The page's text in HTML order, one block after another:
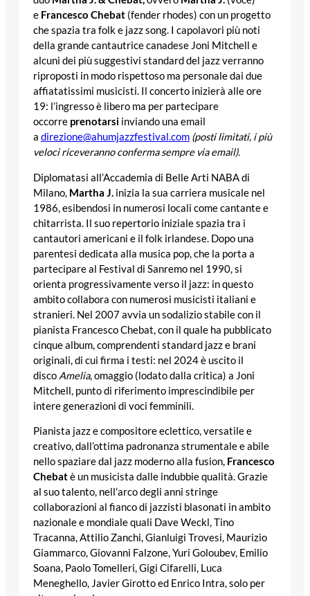
e Francesco Chebat (fender rhodes) con un progetto
che spazia tra folk e jazz song. I capolavori più noti
della grande cantautrice canadese Joni Mitchell e
alcuni dei più suggestivi standard del jazz verranno
riproposti in modo rispettoso ma personale dai due
affiatatissimi musicisti. Il concerto inizierà alle ore
19: l’ingresso è libero ma per partecipare
occorre prenotarsi inviando una email
a direzione@ahumjazzfestival.com (posti limitati, i più
veloci riceveranno conferma sempre via email).
Diplomatasi all’Accademia di Belle Arti NABA di
Milano, Martha J. inizia la sua carriera musicale nel
1986, esibendosi in numerosi locali come cantante e
chitarrista. Il suo repertorio iniziale spazia tra i
cantautori americani e il folk irlandese. Dopo una
parentesi dedicata alla musica pop, che la porta a
partecipare al Festival di Sanremo nel 1990, si
orienta progressivamente verso il jazz: in questo
ambito collabora con numerosi musicisti italiani e
stranieri. Nel 2007 avvia un sodalizio stabile con il
pianista Francesco Chebat, con il quale ha pubblicato
cinque album, comprendenti standard jazz e brani
originali, di cui firma i testi: nel 2024 è uscito il
disco Amelia, omaggio (lodato dalla critica) a Joni
Mitchell, punto di riferimento imprescindibile per
intere generazioni di voci femminili.
Pianista jazz e compositore eclettico, versatile e
creativo, dall’ottima padronanza strumentale e abile
nello spaziare dal jazz moderno alla fusion, Francesco
Chebatè un musicista dalle indubbie qualità. Grazie
al suo talento, nell’arco degli anni stringe
collaborazioni al fianco di jazzisti blasonati in ambito
nazionale e mondiale quali Dave Weckl, Tino
Tracanna, Attilio Zanchi, Gianluigi Trovesi, Maurizio
Giammarco, Giovanni Falzone, Yuri Goloubev, Emilio
Soana, Paolo Tomelleri, Gigi Cifarelli, Luca
Meneghello, Javier Girotto ed Enrico Intra, solo per